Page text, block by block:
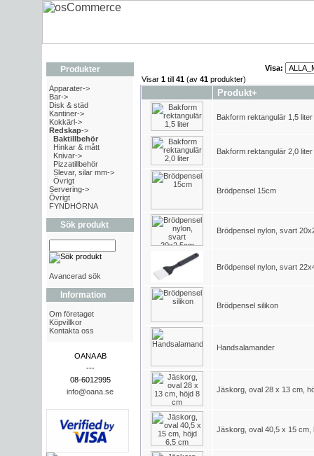
Produkter
Apparater->
Bar->
Disk & städ
Kantiner->
Kokkärl->
Redskap->
Baktillbehör
Hinkar & mått
Knivar->
Pizzatillbehör
Slevar, silar mm->
Övrigt
Servering->
Övrigt
FYNDHÖRNA
Sök produkt
Avancerad sök
Information
Om företaget
Köpvillkor
Kontakta oss
OANA AB
---
08-6012995
info@oana.se
Visa:
Visar 1 till 41 (av 41 produkter)
Produkt+
Bakform rektangulär 1,5 liter
Bakform rektangulär 2,0 liter
Brödpensel 15cm
Brödpensel nylon, svart
Brödpensel nylon, svart
Brödpensel silikon
Handsalamander
Jäskorg, oval 28 x 13 cm,
Jäskorg, oval 40,5 x 15 cm,